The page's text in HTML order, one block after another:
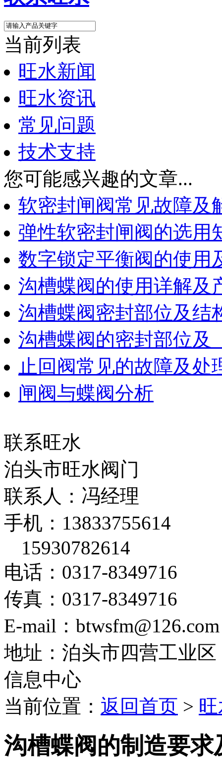
当前列表
旺水新闻
旺水资讯
常见问题
技术支持
您可能感兴趣的文章...
软密封闸阀常见故障及
弹性软密封闸阀的选用
数字锁定平衡阀的使用
沟槽蝶阀的使用详解及
沟槽蝶阀密封部位及结
沟槽蝶阀的密封部位
止回阀常见的故障及处
闸阀与蝶阀分析
联系旺水
泊头市旺水阀门
联系人：冯经理
手机：13833755614
15930782614
电话：0317-8349716
传真：0317-8349716
E-mail：btwsfm@126.com
地址：泊头市四营工业区
信息中心
当前位置： 返回首页 >
沟槽蝶阀的制造要求